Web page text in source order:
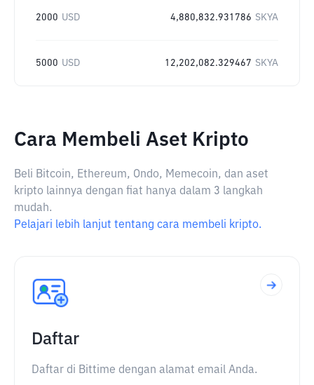
2000 USD 4,880,832.931786 SKYA
5000 USD 12,202,082.329467 SKYA
Cara Membeli Aset Kripto
Beli Bitcoin, Ethereum, Ondo, Memecoin, dan aset
kripto lainnya dengan fiat hanya dalam 3 langkah
mudah.
Pelajari lebih lanjut tentang cara membeli kripto.
Daftar
Daftar di Bittime dengan alamat email Anda.